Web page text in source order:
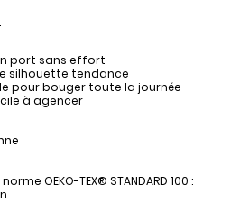
port sans effort
silhouette tendance
pour bouger toute la journée
à agencer
OEKO-TEX® STANDARD 100 :